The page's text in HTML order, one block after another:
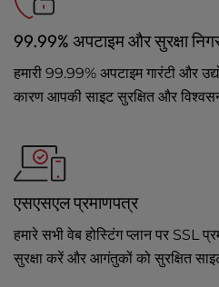
99.99% अपटाइम और सुरक्षा
हमारी 99.99% अपटाइम गारंटी और
कारण आपकी साइट सुरक्षित और
एसएसएल प्रमाणपत्र
हमारे सभी वेब होस्टिंग प्लान पर SSL
सुरक्षा करें और आगंतुकों को सुरक्षित